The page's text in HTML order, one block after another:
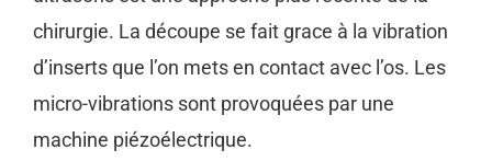
chirurgie. La découpe se fait grace à la vibration
d’inserts que l’on mets en contact avec l’os. Les
micro-vibrations sont provoquées par une
machine piézoélectrique.